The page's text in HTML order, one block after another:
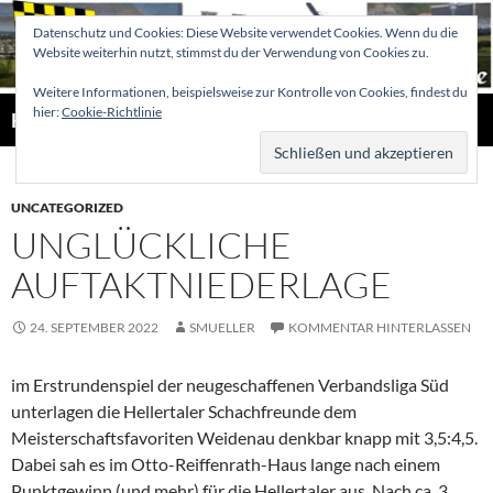
Zum
Inhalt
springen
Hellertaler Schachfreunde
Suchen
MENÜ
UNCATEGORIZED
UNGLÜCKLICHE
AUFTAKTNIEDERLAGE
24. SEPTEMBER 2022 SMUELLER KOMMENTAR HINTERLASSEN
im Erstrundenspiel der neugeschaffenen Verbandsliga Süd
unterlagen die Hellertaler Schachfreunde dem
Meisterschaftsfavoriten Weidenau denkbar knapp mit 3,5:4,5.
Dabei sah es im Otto-Reiffenrath-Haus lange nach einem
Datenschutz und Cookies: Diese Website verwendet Cookies. Wenn du die
Website weiterhin nutzt, stimmst du der Verwendung von Cookies zu.
Weitere Informationen, beispielsweise zur Kontrolle von Cookies, findest du
hier:Cookie-Richtlinie